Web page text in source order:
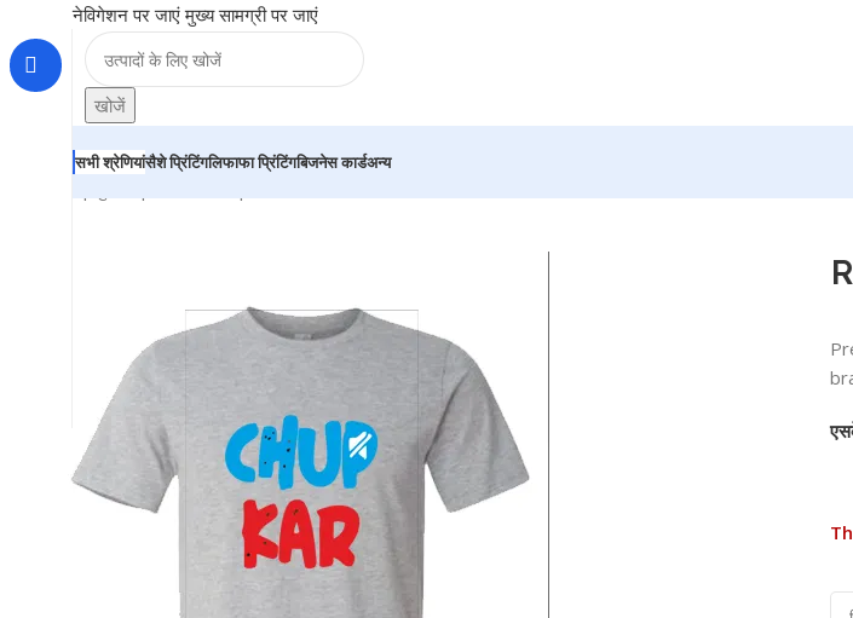
नेविगेशन पर जाएं मुख्य सामग्री पर जाएं
खोजें
सभी श्रेणियांसैशे प्रिंटिंगलिफाफा प्रिंटिंगबिजनेस कार्डअन्य